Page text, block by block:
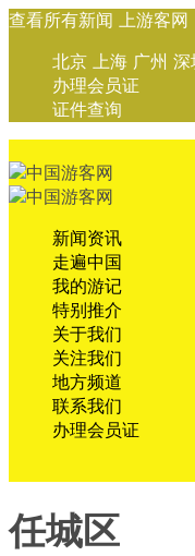
查看所有新闻 上游客
北京 上海 广州
办理会员证
证件查询
新闻资讯
走遍中国
我的游记
特别推介
关于我们
关注我们
地方频道
联系我们
办理会员证
任城区